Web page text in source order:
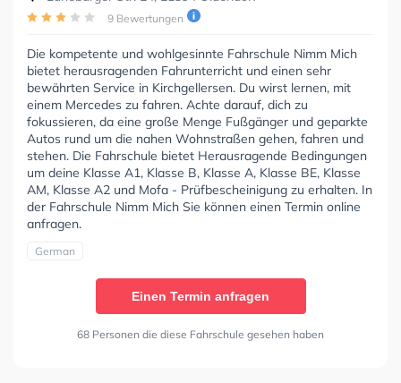
9 Bewertungen
Die kompetente und wohlgesinnte Fahrschule Nimm Mich
bietet herausragenden Fahrunterricht und einen sehr
bewährten Service in Kirchgellersen. Du wirst lernen, mit
einem Mercedes zu fahren. Achte darauf, dich zu
fokussieren, da eine große Menge Fußgänger und geparkte
Autos rund um die nahen Wohnstraßen gehen, fahren und
stehen. Die Fahrschule bietet Herausragende Bedingungen
um deine Klasse A1, Klasse B, Klasse A, Klasse BE, Klasse
AM, Klasse A2 und Mofa - Prüfbescheinigung zu erhalten. In
der Fahrschule Nimm Mich Sie können einen Termin online
anfragen.
German
Einen Termin anfragen
68 Personen die diese Fahrschule gesehen haben